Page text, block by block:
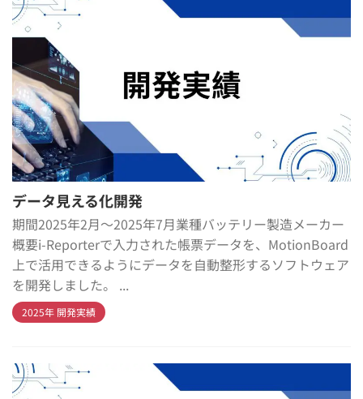
データ見える化開発
期間2025年2月～2025年7月業種バッテリー製造メーカー
概要i-Reporterで入力された帳票データを、MotionBoard
上で活用できるようにデータを自動整形するソフトウェア
を開発しました。 ...
2025年 開発実績